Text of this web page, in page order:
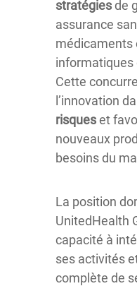
stratégies de
assurance
médicaments
informatiques
Cette
l’innovation
risqueset
nouveaux
besoins du
La position
UnitedHealth
capacité à
ses activités
complète de